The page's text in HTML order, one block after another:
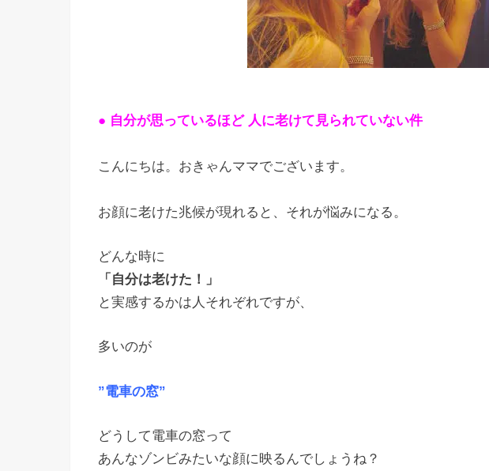
● 自分が思っているほど 人に老けて見られていない件
こんにちは。おきゃんママでございます。
お顔に老けた兆候が現れると、それが悩みになる。
どんな時に
「自分は老けた！」
と実感するかは人それぞれですが、
多いのが
”電車の窓”
どうして電車の窓って
あんなゾンビみたいな顔に映るんでしょうね？